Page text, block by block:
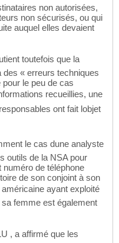
non autorisées,
non sécurisés, ou qui
auquel elles devaient
toutefois que la
« erreurs techniques
le peu de cas
recueillies, une
ont fait lobjet
le cas dune analyste
outils de la NSA pour
de téléphone
de son conjoint à son
américaine ayant exploité
femme est également
, a affirmé que les